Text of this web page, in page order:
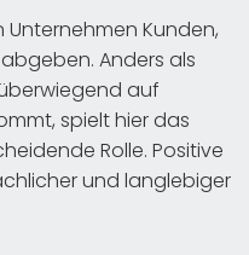
Unternehmen Kunden,
Anders als
auf
spielt hier das
Rolle. Positive
und langlebiger